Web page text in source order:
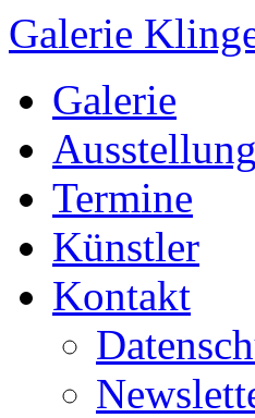
Galerie
Springe
zum
Galerie
Ausstellung
Termine
Künstler
Kontakt